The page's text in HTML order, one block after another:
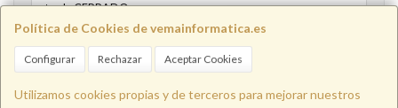
Política de Cookies de vemainformatica.es
Configurar Rechazar Aceptar Cookies
Utilizamos cookies propias y de terceros para mejorar nuestros
tarde CERRADO
Info@vemainformatica.com 625